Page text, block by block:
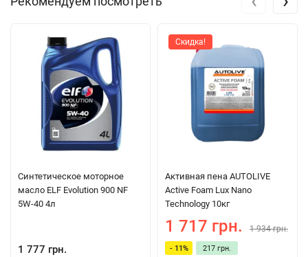
Синтетическое моторное
масло ELF Evolution 900 NF
5W-40 4л
1 777 грн.
Скидка!
Активная пена AUTOLIVE
Active Foam Lux Nano
Technology 10кг
1 717 грн. 1 934 грн.
- 11% 217 грн.